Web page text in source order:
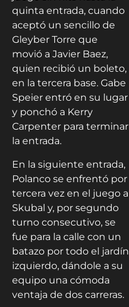
quinta entrada, cuando
aceptó un sencillo de
Gleyber Torre que
movió a Javier Baez,
quien recibió un boleto,
en la tercera base. Gabe
Speier entró en su lugar
y ponchó a Kerry
Carpenter para terminar
la entrada.
En la siguiente entrada,
Polanco se enfrentó por
tercera vez en el juego a
Skubal y, por segundo
turno consecutivo, se
fue para la calle con un
batazo por todo el jardín
izquierdo, dándole a su
equipo una cómoda
ventaja de dos carreras.